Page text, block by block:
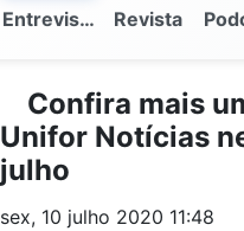
Entrevistas Revista
Confira mais
Unifor Notícias
julho
sex, 10 julho 2020 11:48